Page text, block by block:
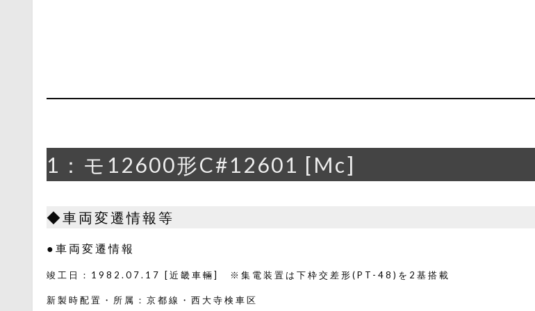
1：モ12600形C#12601 [Mc]
◆車両変遷情報等
●車両変遷情報
竣工日：1982.07.17 [近畿車輛] ※集電装置は下枠交差形(PT-48)を2基搭載
新製時配置・所属：京都線・西大寺検車区